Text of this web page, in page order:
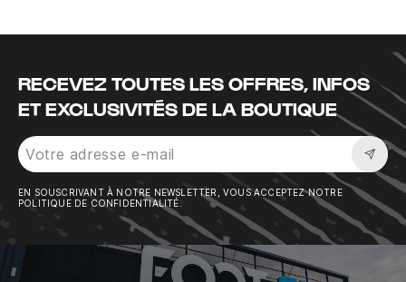
RECEVEZ TOUTES LES OFFRES, INFOS
ET EXCLUSIVITÉS DE LA BOUTIQUE
EN SOUSCRIVANT À NOTRE NEWSLETTER, VOUS ACCEPTEZ NOTRE
POLITIQUE DE CONFIDENTIALITÉ.